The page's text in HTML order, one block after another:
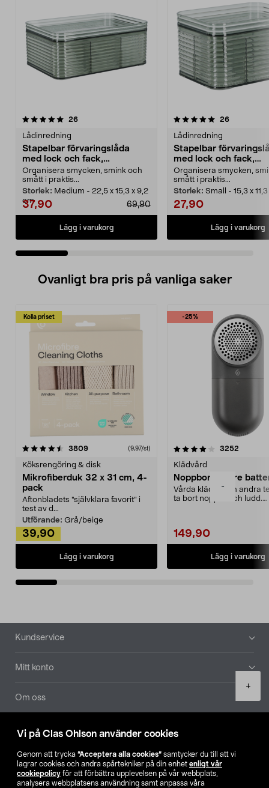
Vi på Clas Ohlson använder cookies
Genom att trycka ”Acceptera alla cookies” samtycker du till att vi
lagrar cookies och andra spårtekniker på din enhet enligt vår
cookiepolicy för att förbättra upplevelsen på vår webbplats,
analysera webbplatsens användning samt anpassa våra
-
+
26recensioner
Lådinredning
Stapelbar förvaringslåda
med lock och fack,
transparent grön
Organisera smycken, smink och
smått i praktis...
Storlek: Medium - 22,5 x 15,3 x 9,2
cm
37,90 69,90
Lägg i varukorg
5.0 av 5 stjärnor 26recensioner
Lådinredning
Stapelbar
med lock och fack,
transparent grön
Organisera smycken,
smått i praktis...
Storlek: Small - 15,3 x
27,90
Lägg i varukorg
4.5 av 5 stjärnor
Ovanligt bra pris på vanliga saker
Kolla priset
3809recensioner (9,97/st)
Köksrengöring & disk
Mikrofiberduk 32 x 31 cm, 4-
pack
Aftonbladets "självklara favorit” i
test av d...
Utförande: Grå/beige
39,90
Lägg i varukorg
-25%
4.0av 5 stjärnor 3252
Klädvård
Noppborttagare
Vårda kläder och andra
ta bort noppor och ludd.
149,90
Lägg i varukorg
4.5av 5 stjärnor
Sidfot
Kundservice
Mitt konto
Om oss
Aktuellt
Våra bolag